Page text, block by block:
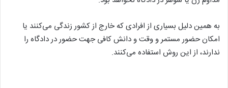
به همین دلیل بسیاری از افرادی که خارج از کشور زندگی می‌کنند یا
امکان حضور مستمر و وقت و دانش کافی جهت حضور در دادگاه را
ندارند، از این روش استفاده می‌کنند.